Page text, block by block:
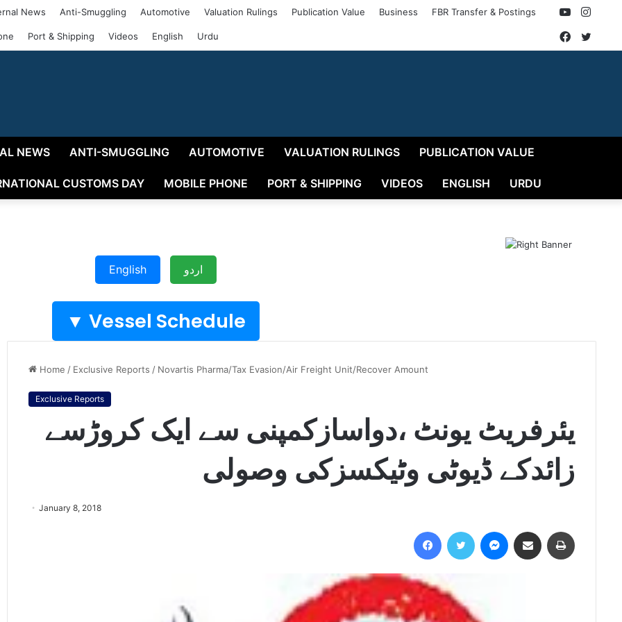
News Anti-Smuggling Automotive Valuation Rulings Publication Value Business FBR Transfer & Postings
Port & Shipping Videos English Urdu
YouTube
Facebook
NEWS ANTI-SMUGGLING AUTOMOTIVE VALUATION RULINGS PUBLICATION VALUE
CUSTOMS DAY MOBILE PHONE PORT & SHIPPING VIDEOS ENGLISH URDU
English اردو
Vessel Schedule ▼
Home / Exclusive Reports / Novartis Pharma/Tax Evasion/Air Freight Unit/Recover Amount
Exclusive Reports
یئرفریٹ یونٹ ،دواسازکمپنی سے ایک کروڑسے
زائدکے ڈیوٹی وٹیکسزکی وصولی
January 8, 2018